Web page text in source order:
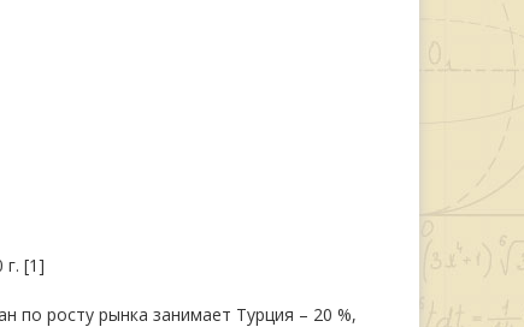
г. [1]
по росту рынка занимает Турция – 20 %,